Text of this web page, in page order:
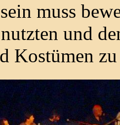
muss
und
Kostümen